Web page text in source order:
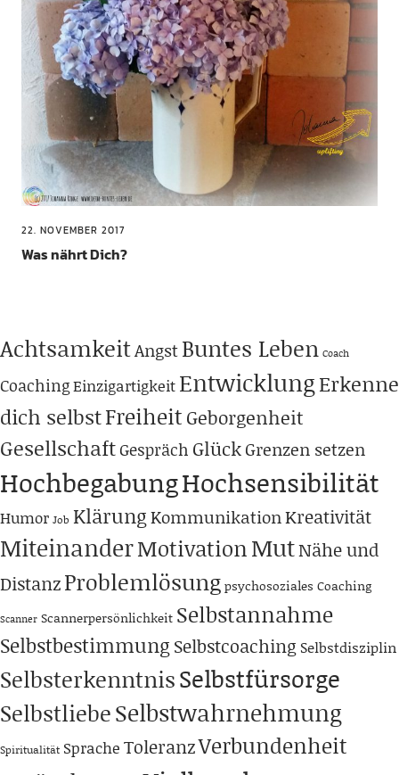
22. NOVEMBER 2017
Was nährt Dich?
AchtsamkeitAngstBuntes Leben Coach
CoachingEinzigartigkeit EntwicklungErkenne
dich selbstFreiheit Geborgenheit
GesellschaftGespräch GlückGrenzen setzen
HochbegabungHochsensibilität
Humor Job KlärungKommunikationKreativität
MiteinanderMotivationMutNähe und
DistanzProblemlösungpsychosoziales Coaching
Scanner Scannerpersönlichkeit Selbstannahme
Selbstbestimmung Selbstcoaching Selbstdisziplin
SelbsterkenntnisSelbstfürsorge
SelbstliebeSelbstwahrnehmung
Spiritualität Sprache ToleranzVerbundenheit